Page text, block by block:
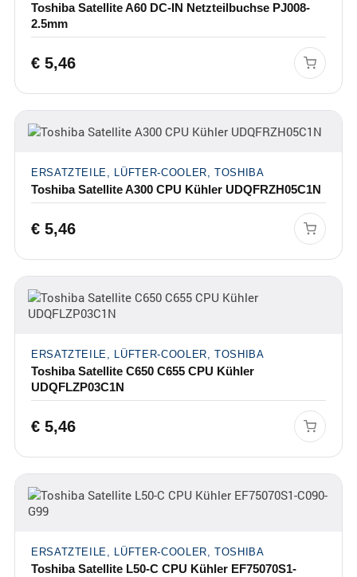
Toshiba Satellite A60 DC-IN Netzteilbuchse PJ008-
2.5mm
€5,46
ERSATZTEILE, LÜFTER-COOLER, TOSHIBA
Toshiba Satellite A300 CPU Kühler UDQFRZH05C1N
€5,46
ERSATZTEILE, LÜFTER-COOLER, TOSHIBA
Toshiba Satellite C650 C655 CPU Kühler
UDQFLZP03C1N
€5,46
ERSATZTEILE, LÜFTER-COOLER, TOSHIBA
Toshiba Satellite L50-C CPU Kühler EF75070S1-